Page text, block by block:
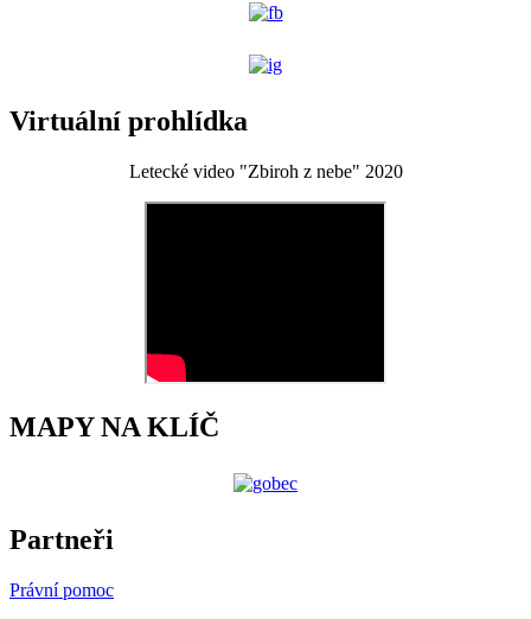
Virtuální prohlídka
Letecké video "Zbiroh z nebe" 2020
MAPY NA KLÍČ
Partneři
Právní pomoc